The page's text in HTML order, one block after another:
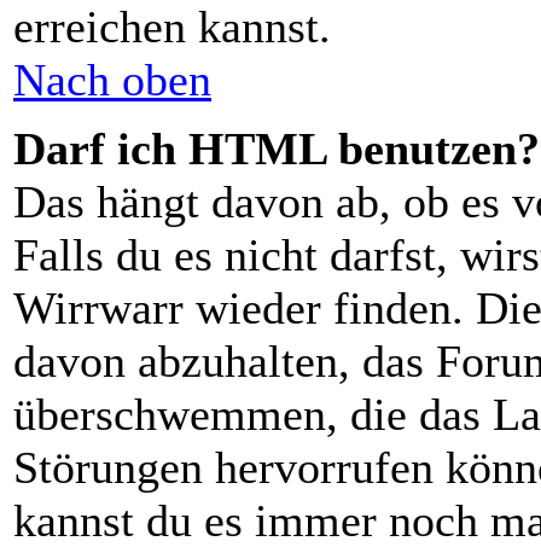
erreichen kannst.
Nach oben
Darf ich HTML benutzen?
Das hängt davon ab, ob es
Falls du es nicht darfst,
Wirrwarr wieder finden.
davon abzuhalten, das
überschwemmen, die das
Störungen hervorrufen
kannst du es immer noch